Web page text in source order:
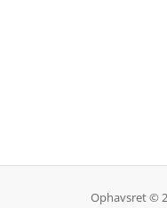
Ophavsret ©